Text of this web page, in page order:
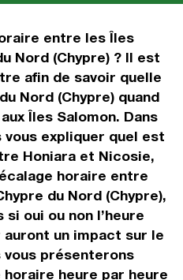
entre les Îles
Nord (Chypre) ? Il est
afin de savoir quelle
Nord (Chypre) quand
Îles Salomon. Dans
expliquer quel est
Honiara et Nicosie,
horaire entre
du Nord (Chypre),
oui ou non l’heure
auront un impact sur le
vous présenterons
heure par heure